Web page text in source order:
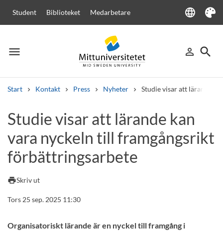
Student Biblioteket Medarbetare language
Language
Tema
menu
Meny person_outline
Logga in
search
Sök
Start Kontakt Press Nyheter Studie visar att lärande
Andra söktjänster
Kurser och program KursplanerVälkomstbrev Personal
Lediga jobb
Studie visar att lärande kan
vara nyckeln till framgångsrikt
förbättringsarbete
printSkriv ut
Tors 25 sep. 2025 11:30
Organisatoriskt lärande är en nyckel till framgång i